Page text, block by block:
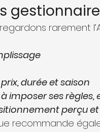
rarement
durée et saison
imposer ses règles,
perçu
recommande